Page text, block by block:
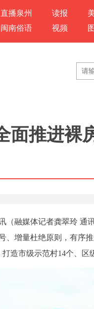
直播泉州 读报
闽南俗语 视频
面推进裸
（融媒体记者龚翠玲 通
、增量杜绝原则，有序
造市级示范村14个、区